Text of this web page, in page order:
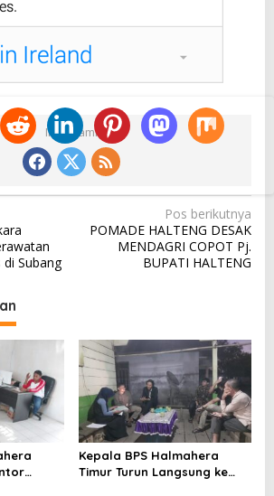
Ikuti Kami
Subang
Pos berikutnya
POMADE HALTENG DESAK
MENDAGRI COPOT Pj.
BUPATI HALTENG
Kepala BPS Halmahera
Timur Turun Langsung ke